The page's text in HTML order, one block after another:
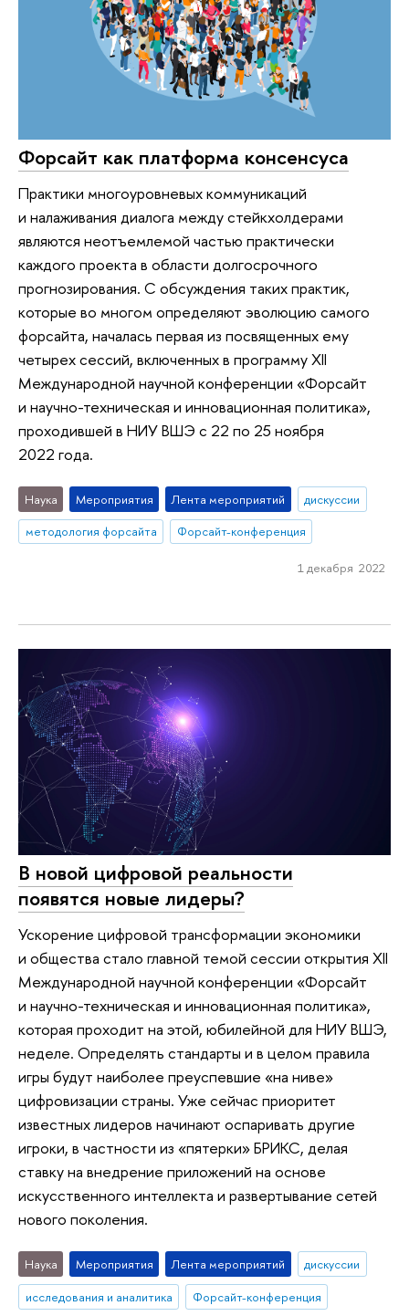
Форсайт как платформа консенсуса
Практики многоуровневых коммуникаций
и налаживания диалога между стейкхолдерами
являются неотъемлемой частью практически
каждого проекта в области долгосрочного
прогнозирования. С обсуждения таких практик,
которые во многом определяют эволюцию самого
форсайта, началась первая из посвященных ему
четырех сессий, включенных в программу XII
Международной научной конференции «Форсайт
и научно-техническая и инновационная политика»,
проходившей в НИУ ВШЭ с 22 по 25 ноября
2022 года.
Наука Мероприятия Лента мероприятий
дискуссии
методология форсайта
Форсайт-конференция
1 декабря 2022
В новой цифровой реальности
появятся новые лидеры?
Ускорение цифровой трансформации экономики
и общества стало главной темой сессии открытия XII
Международной научной конференции «Форсайт
и научно-техническая и инновационная политика»,
которая проходит на этой, юбилейной для НИУ ВШЭ,
неделе. Определять стандарты и в целом правила
игры будут наиболее преуспевшие «на ниве»
цифровизации страны. Уже сейчас приоритет
известных лидеров начинают оспаривать другие
игроки, в частности из «пятерки» БРИКС, делая
ставку на внедрение приложений на основе
искусственного интеллекта и развертывание сетей
нового поколения.
Наука Мероприятия Лента мероприятий
дискуссии
исследования и аналитика
Форсайт-конференция